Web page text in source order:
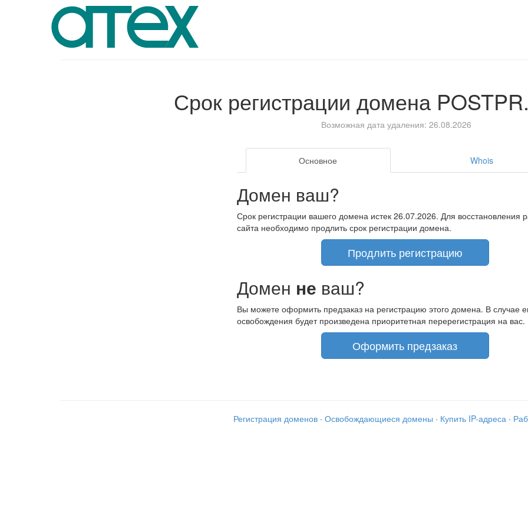
Срок регистрации домена
Возможная дата удаления: 26.08.2026
Основное Whois
Домен ваш?
Срок регистрации вашего домена истек 26.07.2026. Для восстановления
сайта необходимо продлить срок регистрации домена.
Продлить регистрацию
Домен не ваш?
Вы можете оформить предзаказ на регистрацию этого домена. В случае
освобождения будет произведена приоритетная перерегистрация на вас.
Оформить предзаказ
Регистрация доменов · Освобождающиеся домены · Купить IP-адреса ·